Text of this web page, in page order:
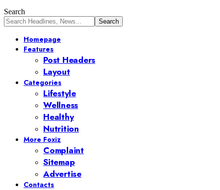
Search
Homepage
Features
Post Headers
Layout
Categories
Lifestyle
Wellness
Healthy
Nutrition
More Foxiz
Complaint
Sitemap
Advertise
Contacts